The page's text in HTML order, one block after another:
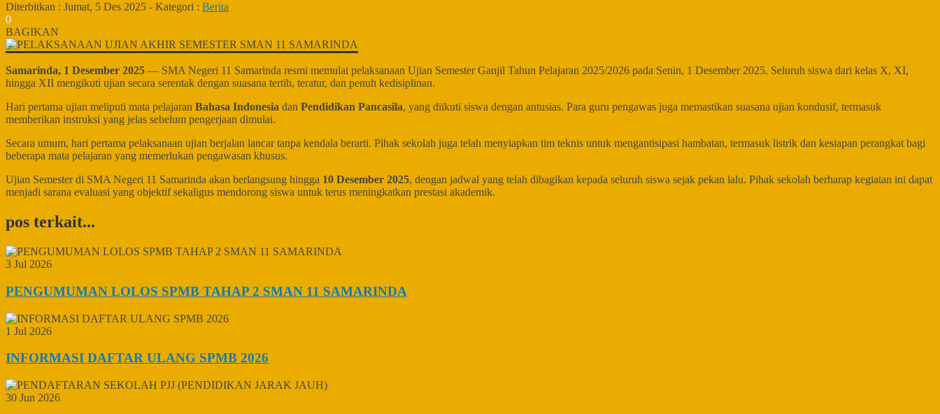
Diterbitkan : Jumat, 5 Des 2025 - Kategori : Berita
0
BAGIKAN
Samarinda, 1 Desember 2025 — SMA Negeri 11 Samarinda resmi memulai pelaksanaan Ujian Semester Ganjil Tahun Pelajaran 2025/2026 pada Senin, 1 Desember 2025. Seluruh siswa dari kelas X, XI,
hingga XII mengikuti ujian secara serentak dengan suasana tertib, teratur, dan penuh kedisiplinan.
Hari pertama ujian meliputi mata pelajaran Bahasa Indonesia dan Pendidikan Pancasila, yang diikuti siswa dengan antusias. Para guru pengawas juga memastikan suasana ujian kondusif, termasuk
memberikan instruksi yang jelas sebelum pengerjaan dimulai.
Secara umum, hari pertama pelaksanaan ujian berjalan lancar tanpa kendala berarti. Pihak sekolah juga telah menyiapkan tim teknis untuk mengantisipasi hambatan, termasuk listrik dan kesiapan perangkat bagi
beberapa mata pelajaran yang memerlukan pengawasan khusus.
Ujian Semester di SMA Negeri 11 Samarinda akan berlangsung hingga 10 Desember 2025, dengan jadwal yang telah dibagikan kepada seluruh siswa sejak pekan lalu. Pihak sekolah berharap kegiatan ini dapat
menjadi sarana evaluasi yang objektif sekaligus mendorong siswa untuk terus meningkatkan prestasi akademik.
pos terkait...
3 Jul 2026
PENGUMUMAN LOLOS SPMB TAHAP 2 SMAN 11 SAMARINDA
1 Jul 2026
INFORMASI DAFTAR ULANG SPMB 2026
30 Jun 2026